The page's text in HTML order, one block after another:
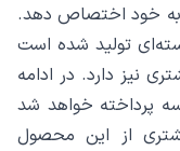
به خود اختصاص دهد.
تولید شده است
نیز دارد. در ادامه
پرداخته خواهد شد
از این محصول